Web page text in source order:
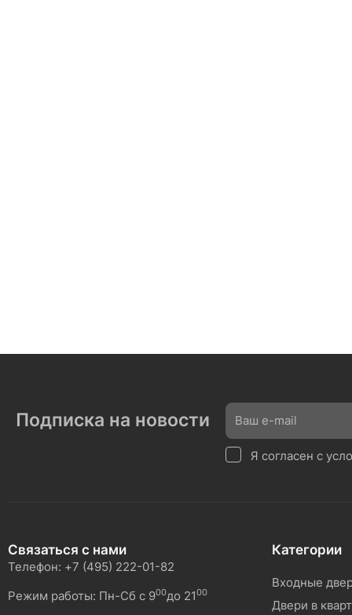
Подписка на новости
Я согласен с
Связаться с нами
Телефон: +7 (495) 222-01-82
Режим работы: Пн-Сб с 900до 2100
Категории
Входные
Двери в